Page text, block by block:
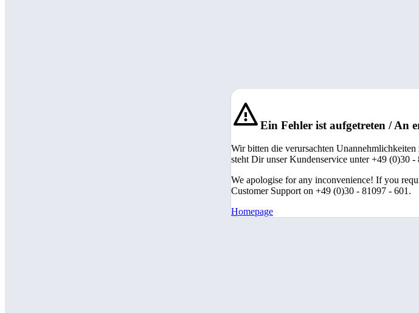
Ein Fehler ist aufgetreten / An
Wir bitten die verursachten
steht Dir unser Kundenservice unter +49 (0)30
We apologise for any inconvenience! If you
Customer Support on +49 (0)30 - 81097 - 601.
Homepage